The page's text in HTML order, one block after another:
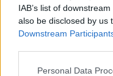
IAB’s list of
also be disclosed by us
Downstream
Please note that this
Personal Data
γίνει ταινία. Όταν
μετατρέψουμε
βοήθεια της
Γλυκερίας Παππά